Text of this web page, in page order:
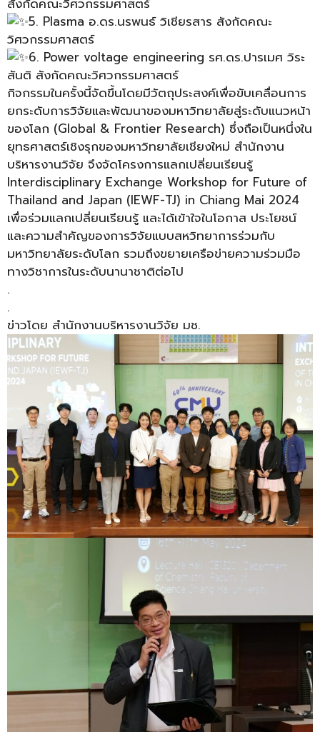
5. Plasma อ.ดร.นรพนธ์ วิเชียรสาร สังกัดคณะ
วิศวกรรมศาสตร์
6. Power voltage engineering รศ.ดร.ปารเมศ วิระ
สันติ สังกัดคณะวิศวกรรมศาสตร์
กิจกรรมในครั้งนี้จัดขึ้นโดยมีวัตถุประสงค์เพื่อขับเคลื่อนการ
ยกระดับการวิจัยและพัฒนาของมหาวิทยาลัยสู่ระดับแนวหน้า
ของโลก (Global & Frontier Research) ซึ่งถือเป็นหนึ่งใน
ยุทธศาสตร์เชิงรุกของมหาวิทยาลัยเชียงใหม่ สำนักงาน
บริหารงานวิจัย จึงจัดโครงการแลกเปลี่ยนเรียนรู้
Interdisciplinary Exchange Workshop for Future of
Thailand and Japan (IEWF-TJ) in Chiang Mai 2024
เพื่อร่วมแลกเปลี่ยนเรียนรู้ และได้เข้าใจในโอกาส ประโยชน์
และความสำคัญของการวิจัยแบบสหวิทยาการร่วมกับ
มหาวิทยาลัยระดับโลก รวมถึงขยายเครือข่ายความร่วมมือ
ทางวิชาการในระดับนานาชาติต่อไป
.
.
ข่าวโดย สำนักงานบริหารงานวิจัย มช.